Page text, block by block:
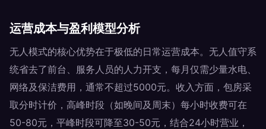
运营成本与盈利模型分析
无人模式的核心优势在于极低的日常运营成本。无人值守系
统省去了前台、服务人员的人力开支，每月仅需少量水电、
网络及保洁费用，通常不超过5000元。收入方面，包房采
取分时计价，高峰时段（如晚间及周末）每小时收费可在
50-80元，平峰时段可降至30-50元，结合24小时营业，